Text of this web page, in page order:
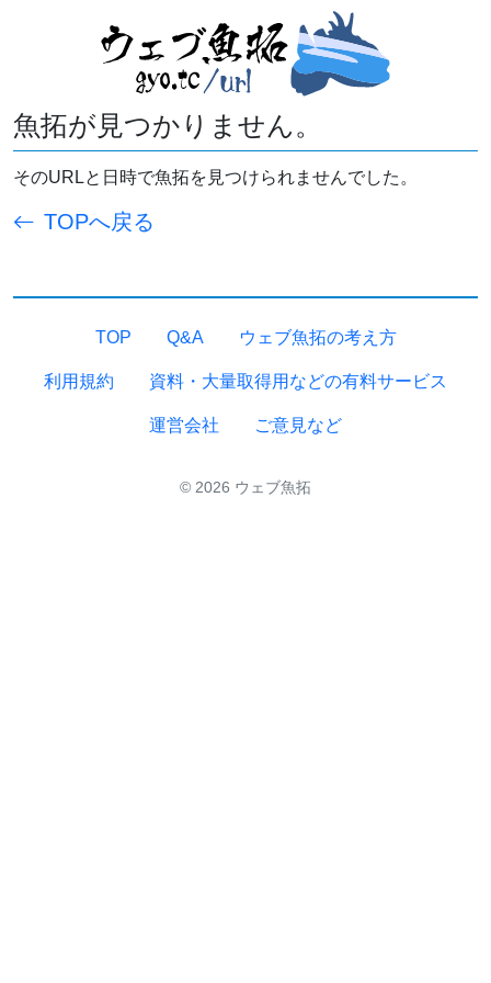
魚拓が見つかりません。
そのURLと日時で魚拓を見つけられませんでした。
TOPへ戻る
TOP Q&A ウェブ魚拓の考え方
利用規約 資料・大量取得用などの有料サービス
運営会社 ご意見など
© 2026 ウェブ魚拓